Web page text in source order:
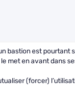
bastion est pourtant
le met en avant dans
(forcer)